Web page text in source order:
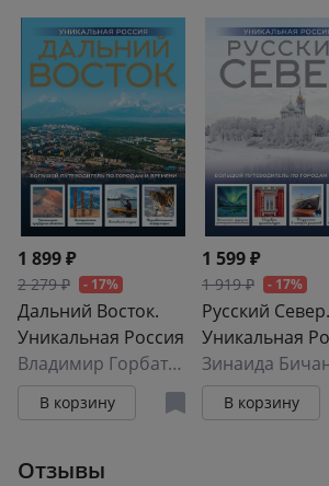
1 899 ₽
2 279 ₽ - 17%
Дальний Восток.
Уникальная Россия
Владимир Горбатовский
В корзину
1 599 ₽
1 919 ₽ - 17%
Русский Север.
Уникальная
Зинаида
В корзину
Отзывы